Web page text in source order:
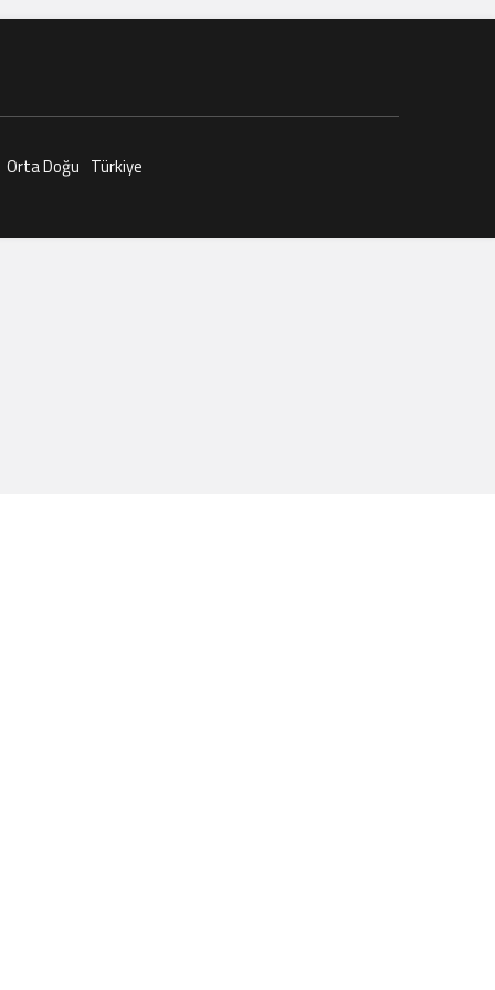
Orta Doğu Türkiye